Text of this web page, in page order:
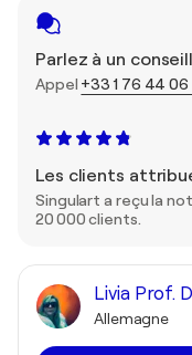
Parlez à un
Appel +33 1 76 44 06
Les clients
Singulart a reçu la
20 000 clients.
Livia Prof.
Allemagne